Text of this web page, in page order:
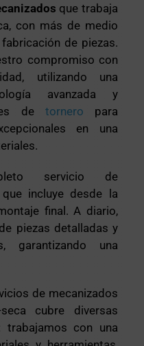
que trabaja
con más de medio
de piezas.
compromiso con
utilizando una
avanzada y
de tornero para
en una
servicio de
incluye desde la
final. A diario,
piezas detalladas y
garantizando una
de mecanizados
cubre diversas
trabajamos con una